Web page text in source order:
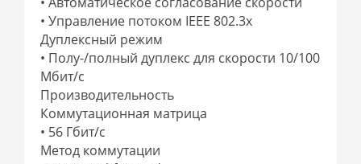
• Управление потоком IEEE 802.3x
Дуплексный режим
• Полу-/полный дуплекс для скорости 10/100
Мбит/с
Производительность
Коммутационная матрица
• 56 Гбит/с
Метод коммутации